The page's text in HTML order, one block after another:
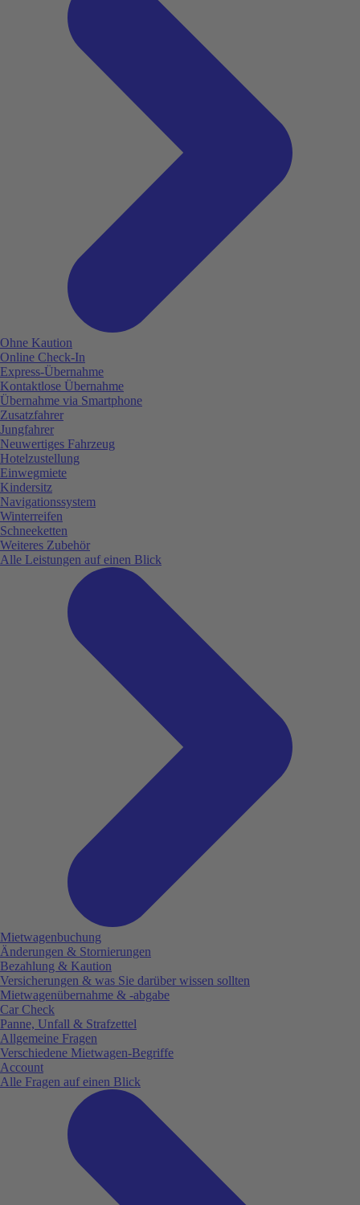
Ohne Kaution
Online Check-In
Express-Übernahme
Kontaktlose Übernahme
Übernahme via Smartphone
Zusatzfahrer
Jungfahrer
Neuwertiges Fahrzeug
Hotelzustellung
Einwegmiete
Kindersitz
Navigationssystem
Winterreifen
Schneeketten
Weiteres Zubehör
Alle Leistungen auf einen Blick
Mietwagenbuchung
Änderungen & Stornierungen
Bezahlung & Kaution
Versicherungen & was Sie darüber wissen sollten
Mietwagenübernahme & -abgabe
Car Check
Panne, Unfall & Strafzettel
Allgemeine Fragen
Verschiedene Mietwagen-Begriffe
Account
Alle Fragen auf einen Blick